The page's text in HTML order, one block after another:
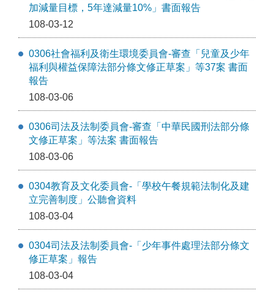
加減量目標，5年達減量10%」書面報告
108-03-12
0306社會福利及衛生環境委員會-審查「兒童及少年
福利與權益保障法部分條文修正草案」等37案 書面
報告
108-03-06
0306司法及法制委員會-審查「中華民國刑法部分條
文修正草案」等法案 書面報告
108-03-06
0304教育及文化委員會-「學校午餐規範法制化及建
立完善制度」公聽會資料
108-03-04
0304司法及法制委員會-「少年事件處理法部分條文
修正草案」報告
108-03-04